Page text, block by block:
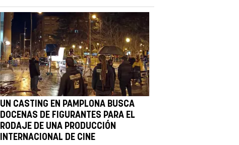
UN CASTING EN PAMPLONA BUSCA
DOCENAS DE FIGURANTES PARA EL
RODAJE DE UNA PRODUCCIÓN
INTERNACIONAL DE CINE